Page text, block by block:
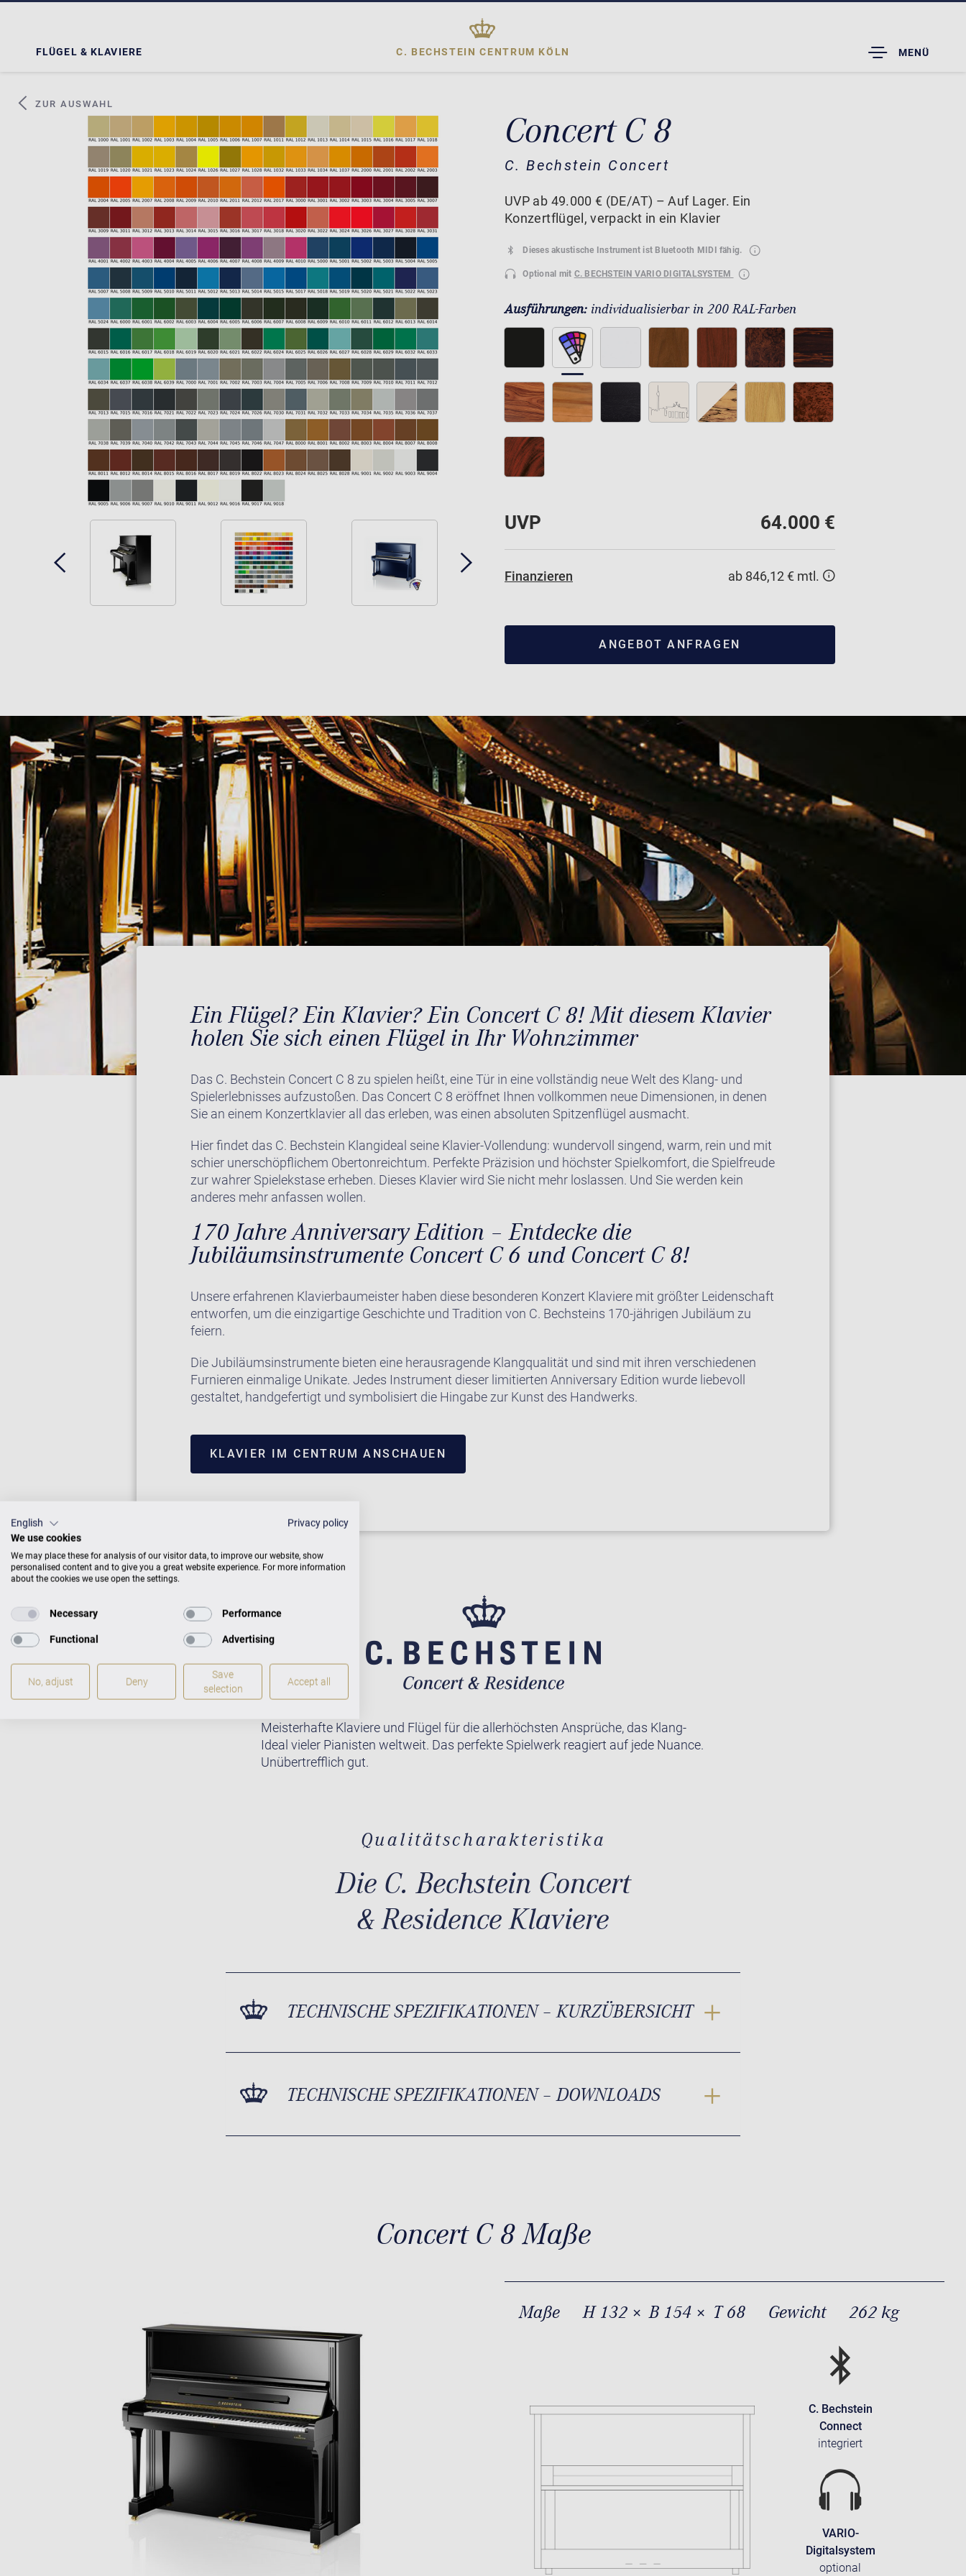
FLÜGEL & KLAVIERE C. BECHSTEIN CENTRUM KÖLN
TOGGLE
DROPDOWN
MENÜ
ZUR AUSWAHL
Concert C 8
C. Bechstein Concert
UVP ab 49.000 € (DE/AT) – Auf Lager. Ein
Konzertflügel, verpackt in ein Klavier
Dieses akustische Instrument ist Bluetooth MIDI fähig.
Optional mit C. BECHSTEIN VARIO DIGITALSYSTEM
Ausführungen: individualisierbar in 200 RAL-Farben
UVP 64.000 €
Finanzieren ab 846,12 € mtl.
ANGEBOT ANFRAGEN
Ein Flügel? Ein Klavier? Ein Concert C 8! Mit diesem Klavier
holen Sie sich einen Flügel in Ihr Wohnzimmer
Das C. Bechstein Concert C 8 zu spielen heißt, eine Tür in eine vollständig neue Welt des Klang- und
Spielerlebnisses aufzustoßen. Das Concert C 8 eröffnet Ihnen vollkommen neue Dimensionen, in denen
Sie an einem Konzertklavier all das erleben, was einen absoluten Spitzenflügel ausmacht.
Hier findet das C. Bechstein Klangideal seine Klavier-Vollendung: wundervoll singend, warm, rein und mit
schier unerschöpflichem Obertonreichtum. Perfekte Präzision und höchster Spielkomfort, die Spielfreude
zur wahrer Spielekstase erheben. Dieses Klavier wird Sie nicht mehr loslassen. Und Sie werden kein
anderes mehr anfassen wollen.
170 Jahre Anniversary Edition – Entdecke die
Jubiläumsinstrumente Concert C 6 und Concert C 8!
Unsere erfahrenen Klavierbaumeister haben diese besonderen Konzert Klaviere mit größter Leidenschaft
entworfen, um die einzigartige Geschichte und Tradition von C. Bechsteins 170-jährigen Jubiläum zu
feiern.
Die Jubiläumsinstrumente bieten eine herausragende Klangqualität und sind mit ihren verschiedenen
Furnieren einmalige Unikate. Jedes Instrument dieser limitierten Anniversary Edition wurde liebevoll
gestaltet, handgefertigt und symbolisiert die Hingabe zur Kunst des Handwerks.
KLAVIER IM CENTRUM ANSCHAUEN
Meisterhafte Klaviere und Flügel für die allerhöchsten Ansprüche, das Klang-
Ideal vieler Pianisten weltweit. Das perfekte Spielwerk reagiert auf jede Nuance.
Unübertrefflich gut.
Qualitätscharakteristika
Die C. Bechstein Concert
& Residence Klaviere
TECHNISCHE SPEZIFIKATIONEN – KURZÜBERSICHT
TECHNISCHE SPEZIFIKATIONEN – DOWNLOADS
Concert C 8 Maße
Maße H 132 × B 154 × T 68 Gewicht 262 kg
C. Bechstein
Connect
integriert
VARIO-
Digitalsystem
optional
English
Privacy policy
We use cookies
We may place these for analysis of our visitor data, to improve our website, show
personalised content and to give you a great website experience. For more information
about the cookies we use open the settings.
Necessary Performance
Functional Advertising
No, adjust Deny
Save
selection
Accept all